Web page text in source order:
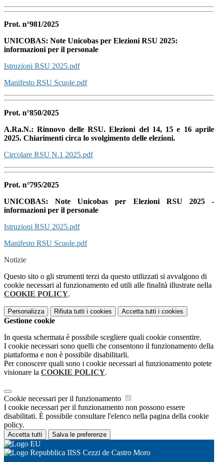
Prot. n°981/2025
UNICOBAS: Note Unicobas per Elezioni RSU 2025:
informazioni per il personale
Istruzioni RSU 2025.pdf
Manifesto RSU Scuole.pdf
Prot. n°850/2025
A.Ra.N.: Rinnovo delle RSU. Elezioni del 14, 15 e 16 aprile
2025. Chiarimenti circa lo svolgimento delle elezioni.
Circolare RSU N.1 2025.pdf
Prot. n°795/2025
UNICOBAS: Note Unicobas per Elezioni RSU 2025 -
informazioni per il personale
Istruzioni RSU 2025.pdf
Manifesto RSU Scuole.pdf
Notizie
Questo sito o gli strumenti terzi da questo utilizzati si avvalgono di
cookie necessari al funzionamento ed utili alle finalità illustrate nella
COOKIE POLICY.
Personalizza Rifiuta tutti i cookies Accetta tutti i cookies
Gestione cookie
In questa schermata è possibile scegliere quali cookie consentire.
I cookie necessari sono quelli che consentono il funzionamento della
piattaforma e non è possibile disabilitarli.
Per conoscere quali sono i cookie necessari al funzionamento potete
visionare la COOKIE POLICY.
Cookie necessari per il funzionamento
I cookie necessari per il funzionamento non possono essere
disabilitati. È possibile consultare l'elenco nella pagina della cookie
policy.
Accetta tutti Salva le preferenze
IISS Cezzi de Castro Moro